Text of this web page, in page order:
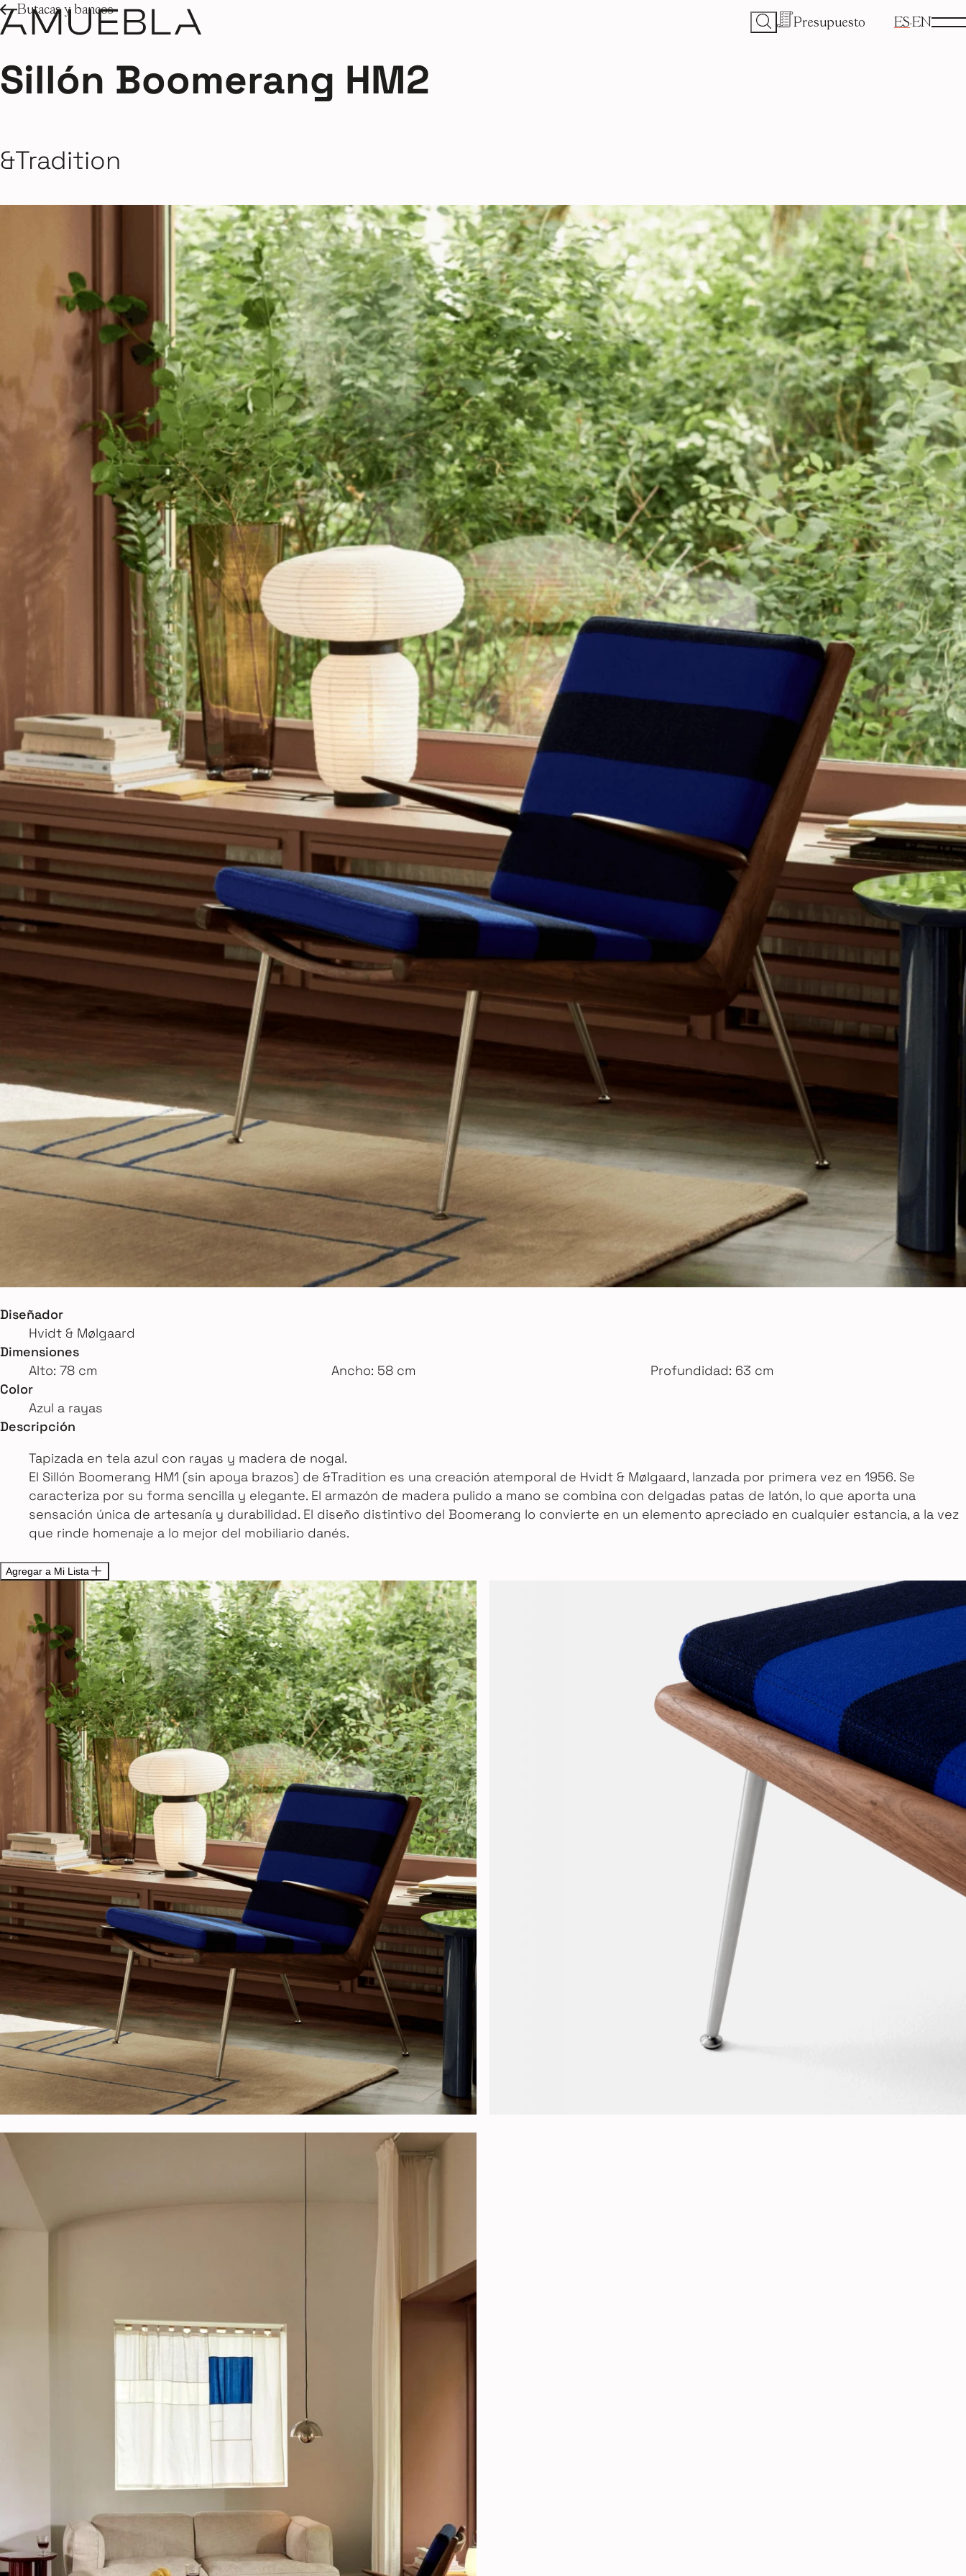
Presupuesto ES EN
Butacas y bancos
Sillón Boomerang HM2
&Tradition
Diseñador
Hvidt & Mølgaard
Dimensiones
Alto: 78 cm
Ancho: 58 cm
Profundidad: 63 cm
Color
Azul a rayas
Descripción
Tapizada en tela azul con rayas y madera de nogal.
El Sillón Boomerang HM1 (sin apoya brazos) de &Tradition es una creación atemporal de Hvidt & Mølgaard, lanzada por primera vez en 1956. Se
caracteriza por su forma sencilla y elegante. El armazón de madera pulido a mano se combina con delgadas patas de latón, lo que aporta una
sensación única de artesanía y durabilidad. El diseño distintivo del Boomerang lo convierte en un elemento apreciado en cualquier estancia, a la vez
que rinde homenaje a lo mejor del mobiliario danés.
Agregar a Mi Lista